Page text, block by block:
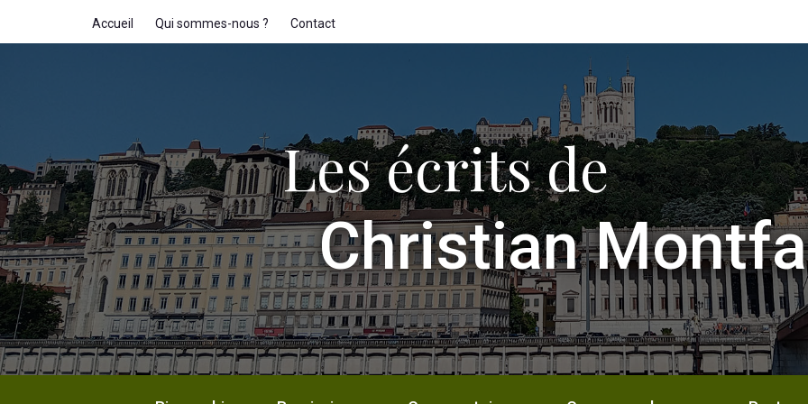
Accueil Qui sommes-nous ? Contact
Les écrits de
Christian